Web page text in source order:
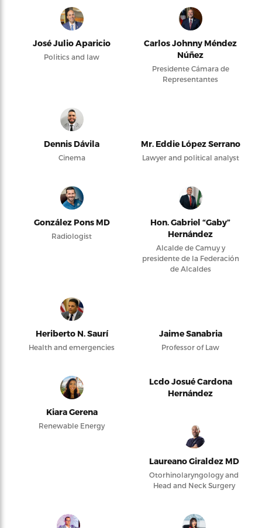
José Julio Aparicio
Politics and law
Carlos Johnny Méndez
Núñez
Presidente Cámara de
Representantes
Dennis Dávila
Cinema
Mr. Eddie López Serrano
Lawyer and political analyst
González Pons MD
Radiologist
Hon. Gabriel “Gaby”
Hernández
Alcalde de Camuy y
presidente de la Federación
de Alcaldes
Heriberto N. Saurí
Health and emergencies
Jaime Sanabria
Professor of Law
Kiara Gerena
Renewable Energy
Lcdo Josué Cardona
Hernández
Laureano Giraldez MD
Otorhinolaryngology and
Head and Neck Surgery